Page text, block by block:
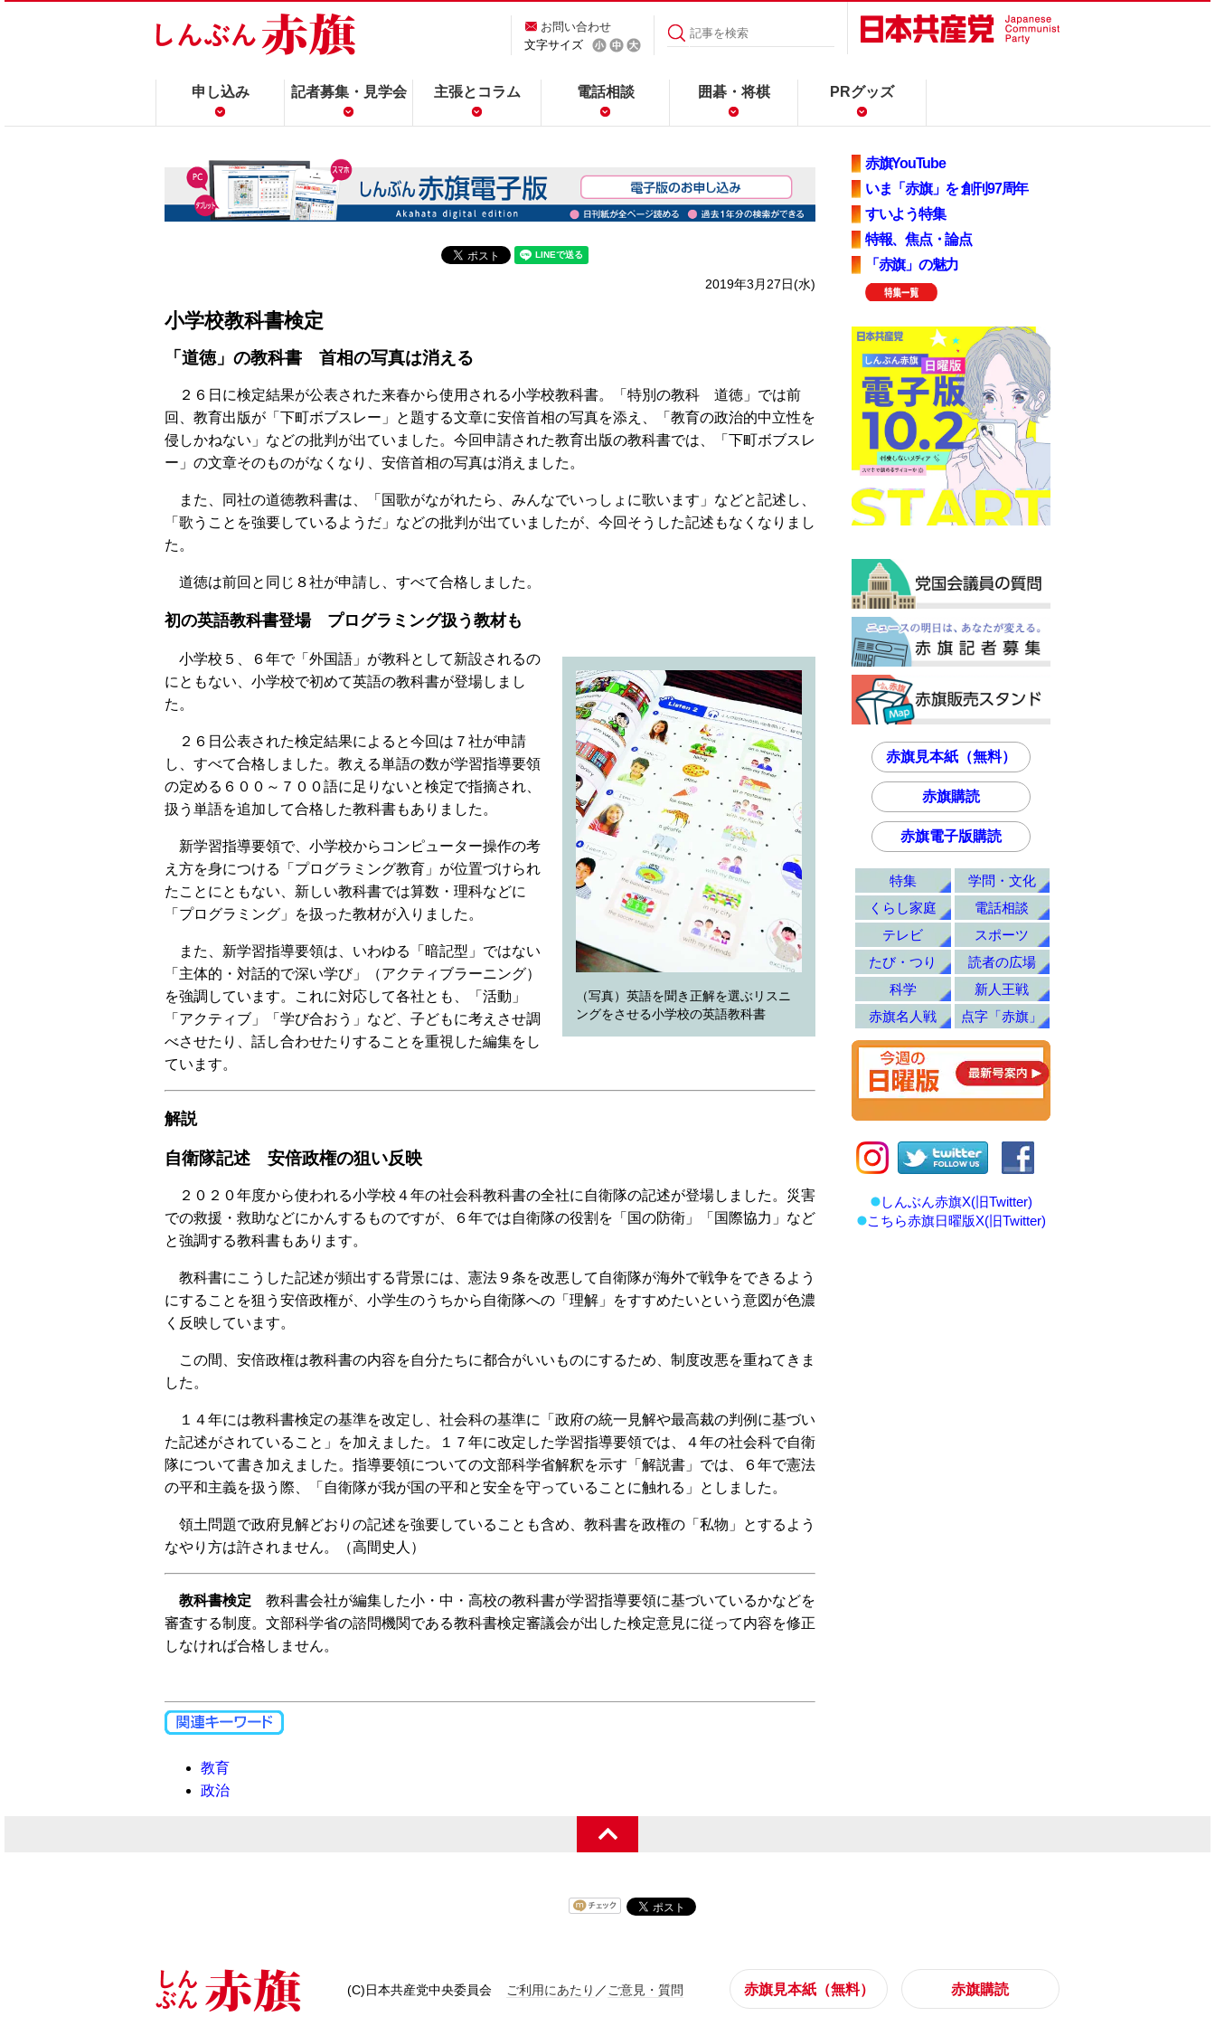
お問い合わせ
文字サイズ
申し込み 記者募集・見学会 主張とコラム 電話相談 囲碁・将棋 PRグッズ
2019年3月27日(水)
小学校教科書検定
「道徳」の教科書 首相の写真は消える
２６日に検定結果が公表された来春から使用される小学校教科書。「特別の教科 道徳」では前
回、教育出版が「下町ボブスレー」と題する文章に安倍首相の写真を添え、「教育の政治的中立性を
侵しかねない」などの批判が出ていました。今回申請された教育出版の教科書では、「下町ボブスレ
ー」の文章そのものがなくなり、安倍首相の写真は消えました。
また、同社の道徳教科書は、「国歌がながれたら、みんなでいっしょに歌います」などと記述し、
「歌うことを強要しているようだ」などの批判が出ていましたが、今回そうした記述もなくなりまし
た。
道徳は前回と同じ８社が申請し、すべて合格しました。
初の英語教科書登場 プログラミング扱う教材も
（写真）英語を聞き正解を選ぶリスニ
ングをさせる小学校の英語教科書
小学校５、６年で「外国語」が教科として新設されるの
にともない、小学校で初めて英語の教科書が登場しまし
た。
２６日公表された検定結果によると今回は７社が申請
し、すべて合格しました。教える単語の数が学習指導要領
の定める６００～７００語に足りないと検定で指摘され、
扱う単語を追加して合格した教科書もありました。
新学習指導要領で、小学校からコンピューター操作の考
え方を身につける「プログラミング教育」が位置づけられ
たことにともない、新しい教科書では算数・理科などに
「プログラミング」を扱った教材が入りました。
また、新学習指導要領は、いわゆる「暗記型」ではない
「主体的・対話的で深い学び」（アクティブラーニング）
を強調しています。これに対応して各社とも、「活動」
「アクティブ」「学び合おう」など、子どもに考えさせ調
べさせたり、話し合わせたりすることを重視した編集をし
ています。
解説
自衛隊記述 安倍政権の狙い反映
２０２０年度から使われる小学校４年の社会科教科書の全社に自衛隊の記述が登場しました。災害
での救援・救助などにかんするものですが、６年では自衛隊の役割を「国の防衛」「国際協力」など
と強調する教科書もあります。
教科書にこうした記述が頻出する背景には、憲法９条を改悪して自衛隊が海外で戦争をできるよう
にすることを狙う安倍政権が、小学生のうちから自衛隊への「理解」をすすめたいという意図が色濃
く反映しています。
この間、安倍政権は教科書の内容を自分たちに都合がいいものにするため、制度改悪を重ねてきま
した。
１４年には教科書検定の基準を改定し、社会科の基準に「政府の統一見解や最高裁の判例に基づい
た記述がされていること」を加えました。１７年に改定した学習指導要領では、４年の社会科で自衛
隊について書き加えました。指導要領についての文部科学省解釈を示す「解説書」では、６年で憲法
の平和主義を扱う際、「自衛隊が我が国の平和と安全を守っていることに触れる」としました。
領土問題で政府見解どおりの記述を強要していることも含め、教科書を政権の「私物」とするよう
なやり方は許されません。（高間史人）
教科書検定 教科書会社が編集した小・中・高校の教科書が学習指導要領に基づいているかなどを
審査する制度。文部科学省の諮問機関である教科書検定審議会が出した検定意見に従って内容を修正
しなければ合格しません。
教育
政治
赤旗YouTube
いま「赤旗」を 創刊97周年
すいよう特集
特報、焦点・論点
「赤旗」の魅力
赤旗見本紙（無料）
赤旗購読
赤旗電子版購読
特集
学問・文化
くらし家庭
電話相談
テレビ
スポーツ
たび・つり
読者の広場
科学
新人王戦
赤旗名人戦
点字「赤旗」
しんぶん赤旗X(旧Twitter)
こちら赤旗日曜版X(旧Twitter)
(C)日本共産党中央委員会 ご利用にあたり ／ ご意見・質問 赤旗見本紙（無料） 赤旗購読